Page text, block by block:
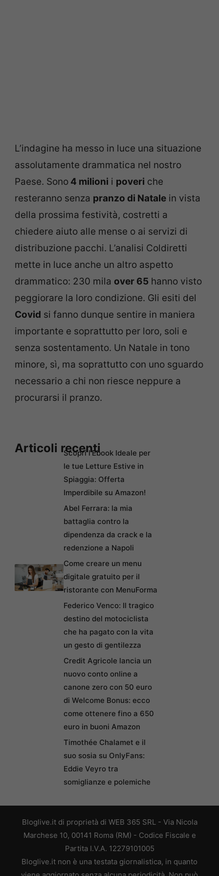
L’indagine ha messo in luce una situazione
assolutamente drammatica nel nostro
Paese. Sono 4 milioni i poveri che
resteranno senza pranzo di Natale in vista
della prossima festività, costretti a
chiedere aiuto alle mense o ai servizi di
distribuzione pacchi. L’analisi Coldiretti
mette in luce anche un altro aspetto
drammatico: 230 mila over 65 hanno visto
peggiorare la loro condizione. Gli esiti del
Covid si fanno dunque sentire in maniera
importante e soprattutto per loro, soli e
senza sostentamento. Un Natale in tono
minore, sì, ma soprattutto con uno sguardo
necessario a chi non riesce neppure a
procurarsi il pranzo.
Articoli recentiScopri l’Ebook Ideale per
le tue Letture Estive in
Spiaggia: Offerta
Imperdibile su Amazon!
Abel Ferrara: la mia
battaglia contro la
dipendenza da crack e la
redenzione a Napoli
Come creare un menu
digitale gratuito per il
ristorante con MenuForma
Federico Venco: Il tragico
destino del motociclista
che ha pagato con la vita
un gesto di gentilezza
Credit Agricole lancia un
nuovo conto online a
canone zero con 50 euro
di Welcome Bonus: ecco
come ottenere fino a 650
euro in buoni Amazon
Timothée Chalamet e il
suo sosia su OnlyFans:
Eddie Veyro tra
somiglianze e polemiche
Bloglive.it di proprietà di WEB 365 SRL - Via Nicola
Marchese 10, 00141 Roma (RM) - Codice Fiscale e
Partita I.V.A. 12279101005
Bloglive.it non è una testata giornalistica, in quanto